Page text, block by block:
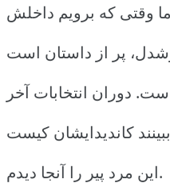
این مرد پیر را آنجا دیدم.